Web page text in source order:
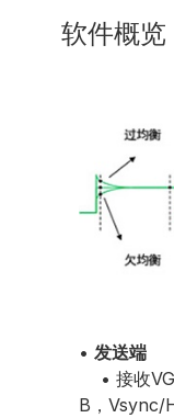
软件概览
• 发送端
• 接收
B，Vsync/